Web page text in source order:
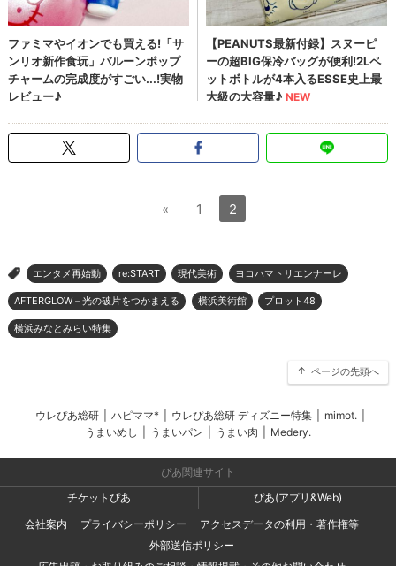
« 1 2
> エンタメ再始動 re:START 現代美術 ヨコハマトリエンナーレ
AFTERGLOW－光の破片をつかまえる 横浜美術館 プロット48
横浜みなとみらい特集
ページの先頭へ
ウレぴあ総研 ハピママ* ウレぴあ総研 ディズニー特集 mimot.
うまいめし
うまいパン うまい肉 Medery.
ぴあ関連サイト
チケットぴあ
ぴあ(アプリ&Web)
会社案内
プライバシーポリシー
アクセスデータの利用・著作権等
外部送信ポリシー